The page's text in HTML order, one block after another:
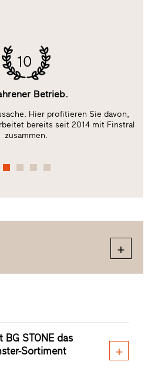
10
Betrieb.
Hier profitieren Sie davon,
bereits seit 2014 mit Finstral
zusammen.
STONE das
Sortiment